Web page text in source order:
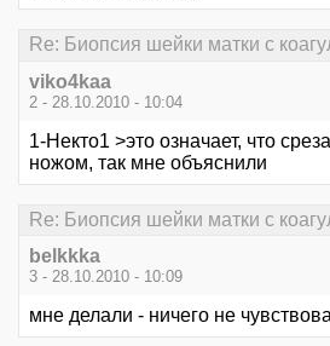
Re: Биопсия шейки матки с
viko4kaa
2 - 28.10.2010 - 10:04
1-Некто1 >это означает, что
ножом, так мне объяснили
Re: Биопсия шейки матки с
belkkka
3 - 28.10.2010 - 10:09
мне делали - ничего не